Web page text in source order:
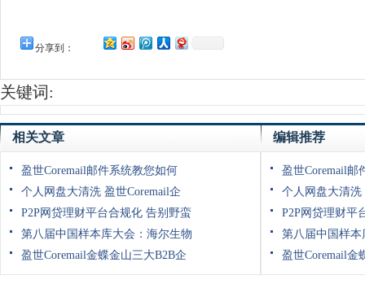
分享到：
关键词:
相关文章
盈世Coremail邮件系统教您如何
个人网盘大清洗 盈世Coremail企
P2P网贷理财平台合规化 告别野蛮
第八届中国样本库大会：海尔生物
盈世Coremail金蝶金山三大B2B企
编辑推荐
盈世Coremail邮
个人网盘大清洗
P2P网贷理财平
第八届中国样
盈世Coremail金